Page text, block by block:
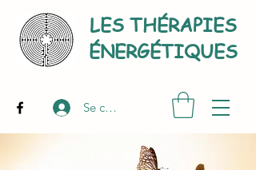
Se connecter
LES THÉRAPIES
ÉNERGÉTIQUES